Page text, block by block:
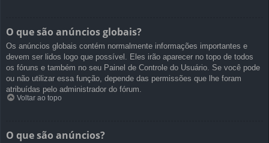
O que são anúncios globais?
Os anúncios globais contém normalmente informações importantes e
devem ser lidos logo que possível. Eles irão aparecer no topo de todos
os fóruns e também no seu Painel de Controle do Usuário. Se você pode
ou não utilizar essa função, depende das permissões que lhe foram
atribuídas pelo administrador do fórum.
Voltar ao topo
O que são anúncios?